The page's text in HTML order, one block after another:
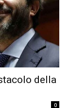
della
0